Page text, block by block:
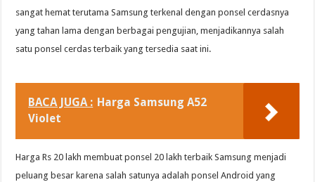
sangat hemat terutama Samsung terkenal dengan ponsel cerdasnya
yang tahan lama dengan berbagai pengujian, menjadikannya salah
satu ponsel cerdas terbaik yang tersedia saat ini.
BACA JUGA : Harga Samsung A52
Violet
Harga Rs 20 lakh membuat ponsel 20 lakh terbaik Samsung menjadi
peluang besar karena salah satunya adalah ponsel Android yang